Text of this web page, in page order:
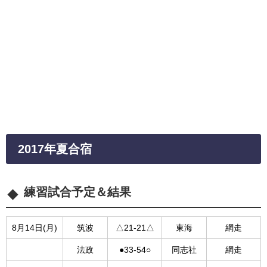
2017年夏合宿
練習試合予定＆結果
8月14日(月) 筑波 △21-21△ 東海 網走
法政 ●33-54○ 同志社 網走